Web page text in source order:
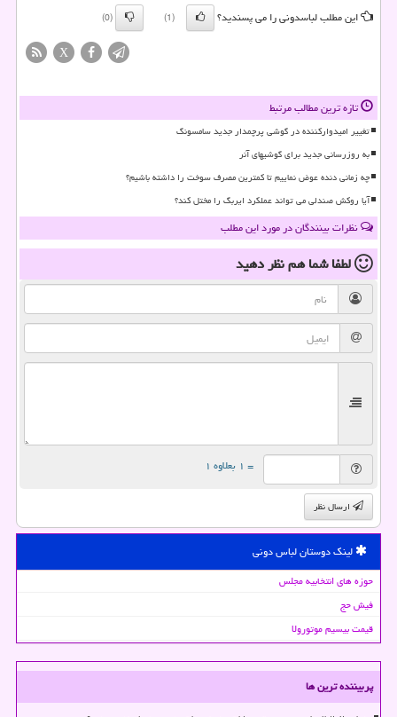
این مطلب لباسدونی را می پسندید؟
(1)
(0)
X
تازه ترین مطالب مرتبط
تغییر امیدوارکننده در گوشی پرچمدار جدید سامسونگ
به روزرسانی جدید برای گوشیهای آنر
چه زمانی دنده عوض نماییم تا کمترین مصرف سوخت را داشته باشیم؟
آیا روکش صندلی می تواند عملکرد ایربگ را مختل کند؟
نظرات بینندگان در مورد این مطلب
لطفا شما همنظر دهید
= ۱ بعلاوه ۱
ارسال نظر
لینک دوستان لباس دونی
حوزه های انتخابیه مجلس
فیش حج
قیمت بیسیم موتورولا
پربیننده ترین ها